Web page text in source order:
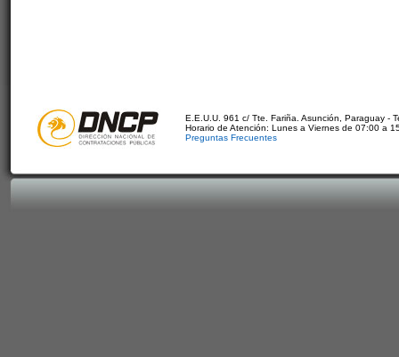
E.E.U.U. 961 c/ Tte. Fariña. Asunción, Paraguay -
Horario de Atención: Lunes a Viernes de 07:00 a
Preguntas Frecuentes